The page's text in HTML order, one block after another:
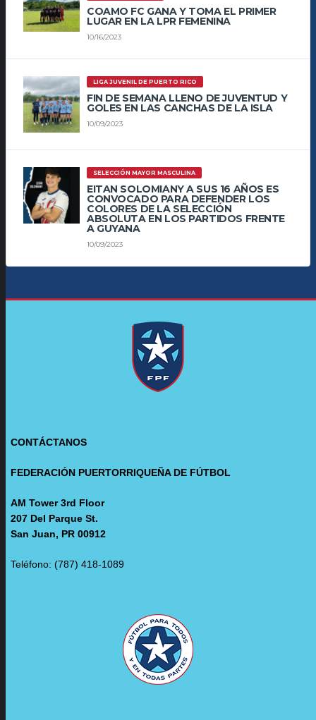
COAMO FC GANA Y TOMA EL PRIMER
LUGAR EN LA LPR FEMENINA
10/16/2023
LIGA JUVENIL DE PUERTO RICO
FIN DE SEMANA LLENO DE JUVENTUD Y
GOLES EN LAS CANCHAS DE LA ISLA
10/09/2023
SELECCIÓN MAYOR MASCULINA
EITAN SOLOMIANY A SUS 16 AÑOS ES
CONVOCADO PARA DEFENDER LOS
COLORES DE LA SELECCIÓN
ABSOLUTA EN LOS PARTIDOS FRENTE
A GUYANA
10/09/2023
CONTÁCTANOS
FEDERACIÓN PUERTORRIQUEÑA DE FÚTBOL
AM Tower 3rd Floor
207 Del Parque St.
San Juan, PR 00912
Teléfono: (787) 418-1089